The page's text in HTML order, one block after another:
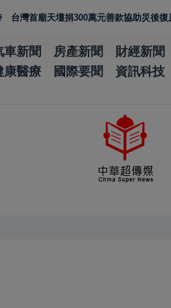
壇捐300萬元善款協助災後復原 2026
車新聞 房產新聞 財經新聞
康醫療 國際要聞 資訊科技